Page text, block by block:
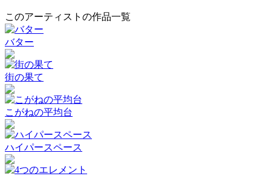
このアーティストの作品一覧
バター
街の果て
こがねの平均台
ハイパースペース